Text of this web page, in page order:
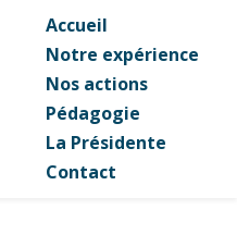
Accueil
Notre expérience
Nos actions
Pédagogie
La Présidente
Contact